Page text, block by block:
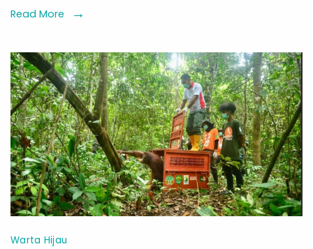
Ancam
Badak
Kalimantan
Terakhir
Read More
Warta Hijau